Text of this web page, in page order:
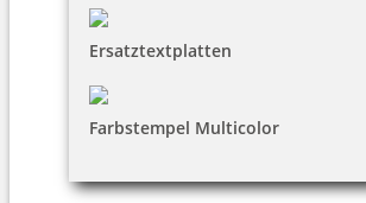
Ersatztextplatten
Farbstempel Multicolor